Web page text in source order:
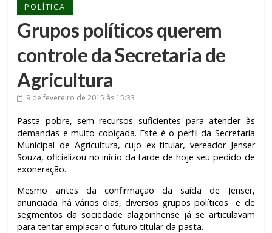
POLÍTICA
Grupos políticos querem
controle da Secretaria de
Agricultura
9 de fevereiro de 2015 às 15:33
Pasta pobre, sem recursos suficientes para atender às
demandas e muito cobiçada. Este é o perfil da Secretaria
Municipal de Agricultura, cujo ex-titular, vereador Jenser
Souza, oficializou no início da tarde de hoje seu pedido de
exoneração.
Mesmo antes da confirmação da saída de Jenser,
anunciada há vários dias, diversos grupos políticos e de
segmentos da sociedade alagoinhense já se articulavam
para tentar emplacar o futuro titular da pasta.